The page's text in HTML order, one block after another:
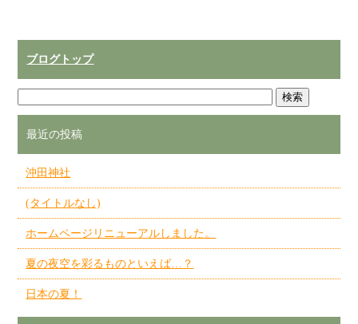
ブログトップ
最近の投稿
沖田神社
(タイトルなし)
ホームページリニューアルしました。
夏の夜空を彩るものといえば…？
日本の夏！